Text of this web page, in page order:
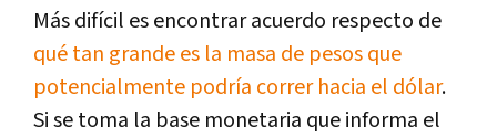
Más difícil es encontrar acuerdo respecto de
qué tan grande es la masa de pesos que
potencialmente podría correr hacia el dólar.
Si se toma la base monetaria que informa el